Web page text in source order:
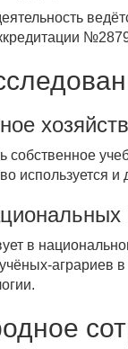
собственное
используется
в
аграриев